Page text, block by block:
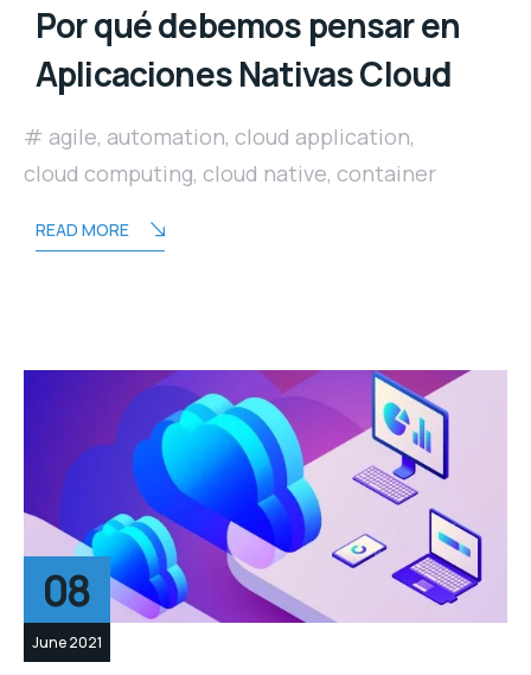
Por qué debemos pensar en
Aplicaciones Nativas Cloud
agile, automation, cloud application,
cloud computing, cloud native, container
READ MORE
08
June 2021